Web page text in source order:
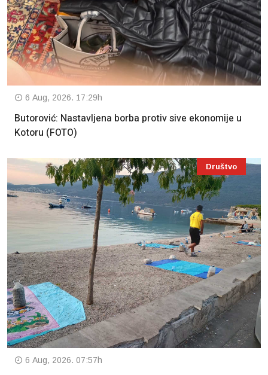
6 Aug, 2026. 17:29h
Butorović: Nastavljena borba protiv sive ekonomije u
Kotoru (FOTO)
Društvo
6 Aug, 2026. 07:57h